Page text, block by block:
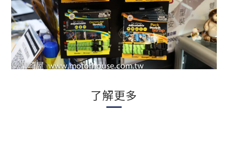
了解更多